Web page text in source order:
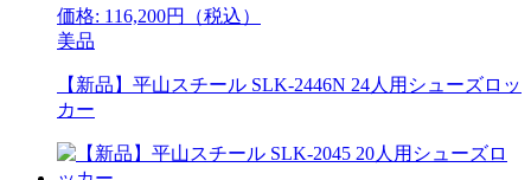
価格: 116,200円（税込）
美品
【新品】平山スチール SLK-2446N 24人用シューズロッ
カー